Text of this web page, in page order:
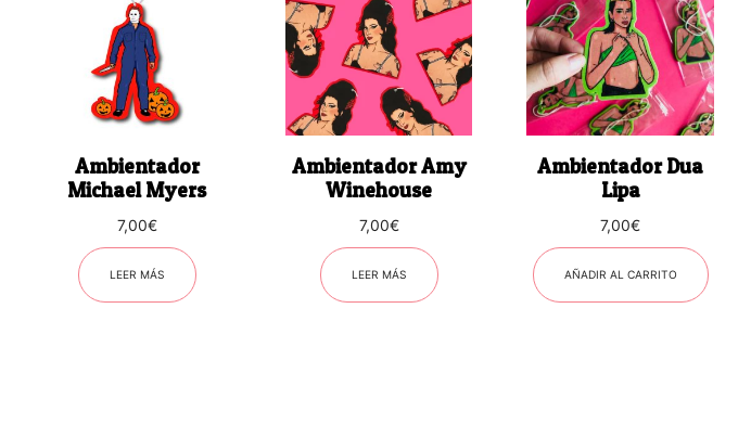
Ambientador
Michael Myers
7,00€
LEER MÁS
Ambientador Amy
Winehouse
7,00€
LEER MÁS
Ambientador Dua
Lipa
7,00€
AÑADIR AL CARRITO